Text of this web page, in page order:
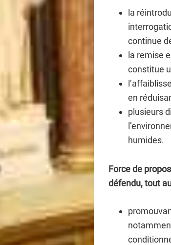
la
continue
la remise
constitue
en
plusieurs
humides.
Force de
défendu, tout